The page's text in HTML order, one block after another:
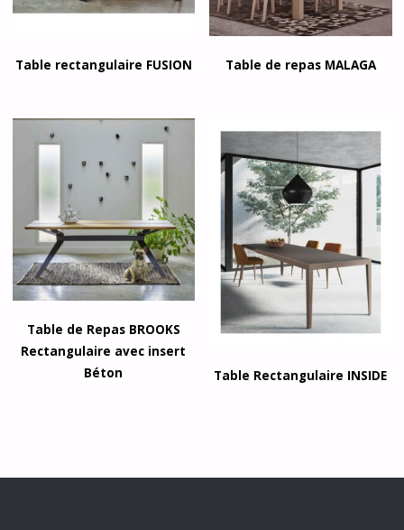
Table rectangulaire FUSION Table de repas MALAGA
Table de Repas BROOKS
Rectangulaire avec insert
Béton
Table Rectangulaire INSIDE